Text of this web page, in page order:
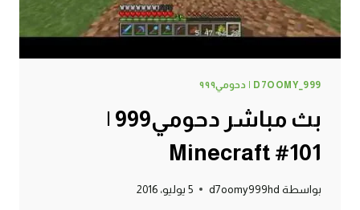
D7OOMY_999 | دحومي٩٩٩
بث مباشر دحومي999 |
Minecraft #101
بواسطة d7oomy999hd 5 يوليو، 2016